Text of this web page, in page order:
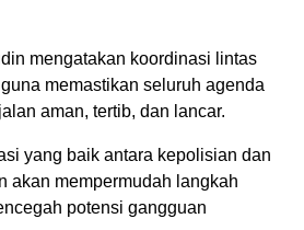
mengatakan koordinasi lintas
memastikan seluruh agenda
aman, tertib, dan lancar.
yang baik antara kepolisian dan
akan mempermudah langkah
potensi gangguan